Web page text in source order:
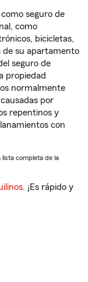
seguro de
como
bicicletas,
su apartamento
seguro de
propiedad
normalmente
por
repentinos y
con
lista completa de la
. ¡Es rápido y